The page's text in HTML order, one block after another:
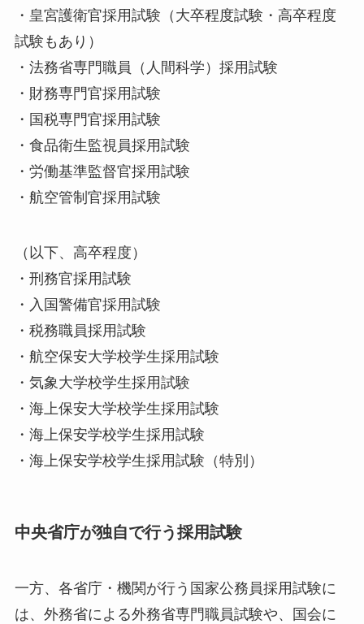
・皇宮護衛官採用試験（大卒程度試験・高卒程度
試験もあり）
・法務省専門職員（人間科学）採用試験
・財務専門官採用試験
・国税専門官採用試験
・食品衛生監視員採用試験
・労働基準監督官採用試験
・航空管制官採用試験
（以下、高卒程度）
・刑務官採用試験
・入国警備官採用試験
・税務職員採用試験
・航空保安大学校学生採用試験
・気象大学校学生採用試験
・海上保安大学校学生採用試験
・海上保安学校学生採用試験
・海上保安学校学生採用試験（特別）
中央省庁が独自で行う採用試験
一方、各省庁・機関が行う国家公務員採用試験に
は、外務省による外務省専門職員試験や、国会に